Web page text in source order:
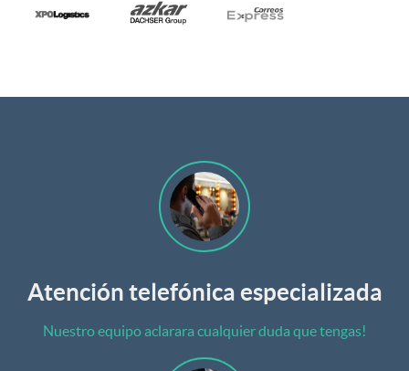
Atención telefónica especializada
Nuestro equipo aclarara cualquier duda que tengas!